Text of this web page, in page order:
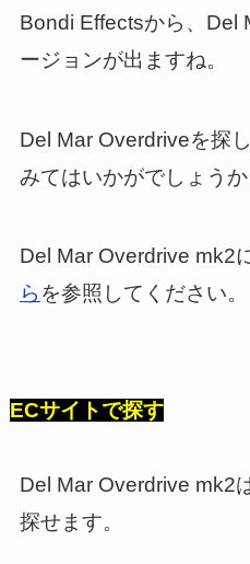
Bondi Effectsから、Del
ージョンが出ますね。
Del Mar Overdriveを探
みてはいかがでしょうか
Del Mar Overdrive mk2
ら を参照してください。
ECサイトで探す
Del Mar Overdrive mk2
探せます。